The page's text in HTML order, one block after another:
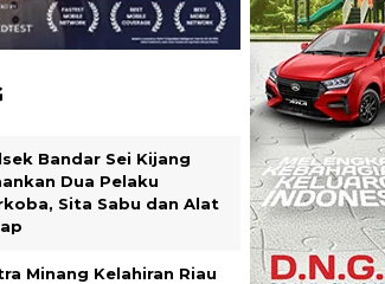
Bandar Sei Kijang
Dua Pelaku
Sita Sabu dan Alat
Minang Kelahiran Riau